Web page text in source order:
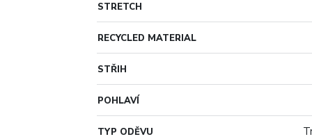
STRETCH
RECYCLED MATERIAL
STŘIH
POHLAVÍ
TYP ODĚVU